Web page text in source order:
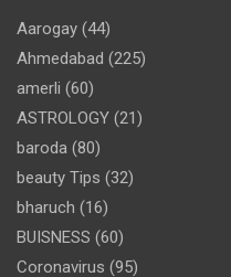
Aarogay (44)
Ahmedabad (225)
amerli (60)
ASTROLOGY (21)
baroda (80)
beauty Tips (32)
bharuch (16)
BUISNESS (60)
Coronavirus (95)